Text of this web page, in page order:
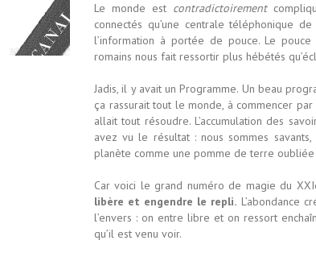
Le monde est contradictoirement
connectés qu’une centrale téléphonique
l’information à portée de pouce. Le
romains nous fait ressortir plus hébétés
Jadis, il y avait un Programme. Un beau
ça rassurait tout le monde, à commencer
allait tout résoudre. L’accumulation des
avez vu le résultat : nous sommes
planète comme une pomme de terre
Car voici le grand numéro de magie du
libère et engendre le repli. L’abondance
l’envers : on entre libre et on ressort
qu’il est venu voir.